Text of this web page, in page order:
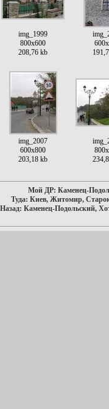
img_1999
800x600
208,76 kb
img_2007
600x800
203,18 kb
Мой ДР: Каменец-
Туда: Киев, Житомир,
Назад: Каменец-Подольский,